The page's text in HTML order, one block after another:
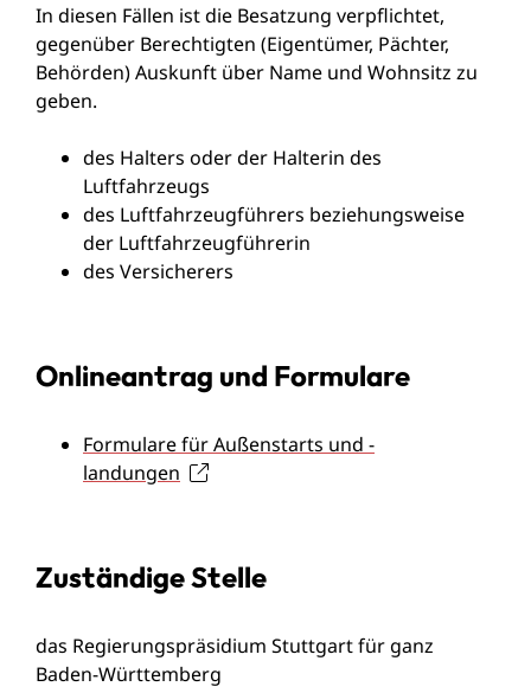
In diesen Fällen ist die Besatzung verpflichtet,
gegenüber Berechtigten (Eigentümer, Pächter,
Behörden)Auskunft über Name und Wohnsitz zu
geben.
des Halters oder der Halterin des
Luftfahrzeugs
des Luftfahrzeugführers beziehungsweise
der Luftfahrzeugführerin
des Versicherers
Onlineantrag und Formulare
Formulare für Außenstarts und -
landungen
Zuständige Stelle
das Regierungspräsidium Stuttgartfür ganz
Baden-Württemberg